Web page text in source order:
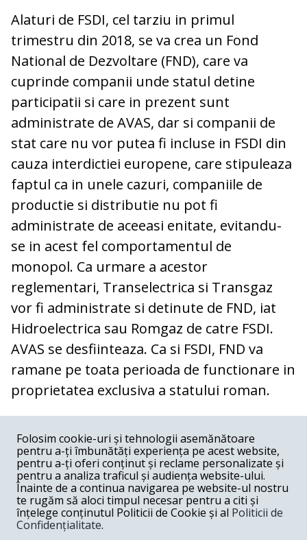
Alaturi de FSDI, cel tarziu in primul
trimestru din 2018, se va crea un Fond
National de Dezvoltare (FND), care va
cuprinde companii unde statul detine
participatii si care in prezent sunt
administrate de AVAS, dar si companii de
stat care nu vor putea fi incluse in FSDI din
cauza interdictiei europene, care stipuleaza
faptul ca in unele cazuri, companiile de
productie si distributie nu pot fi
administrate de aceeasi enitate, evitandu-
se in acest fel comportamentul de
monopol. Ca urmare a acestor
reglementari, Transelectrica si Transgaz
vor fi administrate si detinute de FND, iat
Hidroelectrica sau Romgaz de catre FSDI.
AVAS se desfiinteaza. Ca si FSDI, FND va
ramane pe toata perioada de functionare in
proprietatea exclusiva a statului roman.
COMENTARII
Nume
Email
Folosim cookie-uri și tehnologii asemănătoare
pentru a-ți îmbunătăți experiența pe acest website,
pentru a-ți oferi conținut și reclame personalizate și
pentru a analiza traficul și audiența website-ului.
Înainte de a continua navigarea pe website-ul nostru
te rugăm să aloci timpul necesar pentru a citi și
înțelege conținutul Politicii de Cookie și al Politicii de
Confidențialitate.